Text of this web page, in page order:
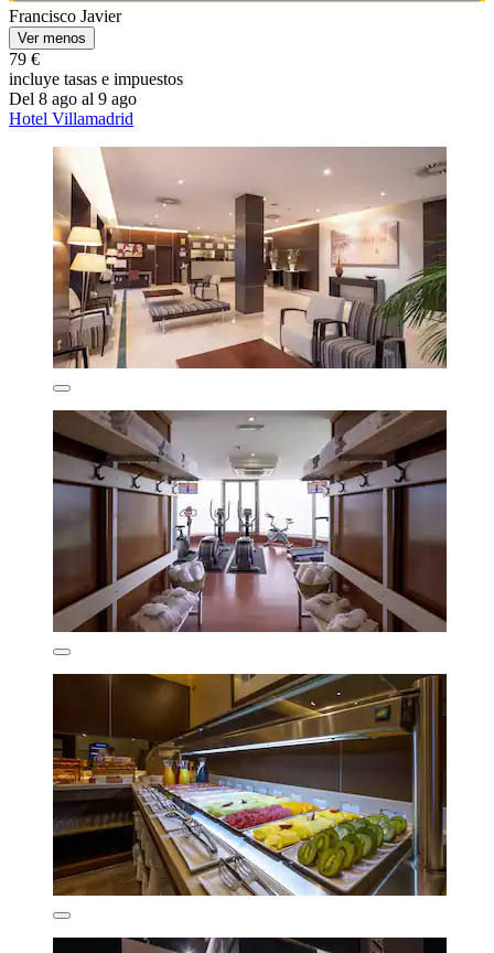
Francisco Javier
Ver menos
79 €
incluye tasas e impuestos
Del 8 ago al 9 ago
Hotel Villamadrid